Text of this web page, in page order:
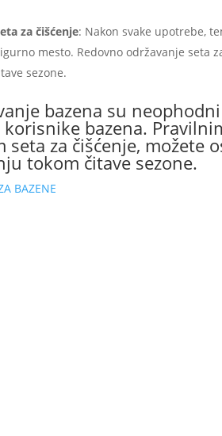
za čišćenje: Nakon svake upotrebe,
mesto. Redovno održavanje seta
sezone.
bazena su
bazena.
za čišćenje, možete
tokom čitave sezone.
BAZENE